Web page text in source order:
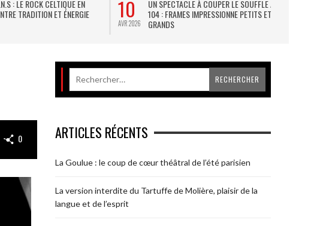
: LE ROCK CELTIQUE EN
TRADITION ET ÉNERGIE
10
AVR 2026
UN SPECTACLE À COUPER LE SOUFFLE AU
104 : FRAMES IMPRESSIONNE PETITS ET
GRANDS
0 ARTICLES RÉCENTS
La Goulue : le coup de cœur théâtral de l’été parisien
La version interdite du Tartuffe de Molière, plaisir de la
langue et de l’esprit